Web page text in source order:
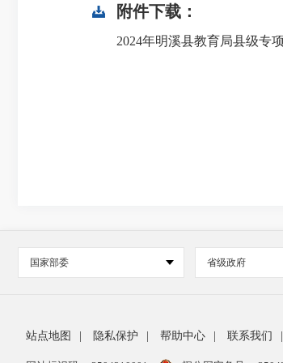
附件下载：
2024年明溪县教育局县级专
国家部委 省级政府
站点地图 隐私保护 帮助中心 联系我们